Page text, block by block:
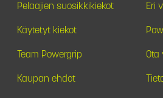
Pelaajien suosikkikiekot Eri
Käytetyt kiekot
Team Powergrip Ota
Kaupan ehdot